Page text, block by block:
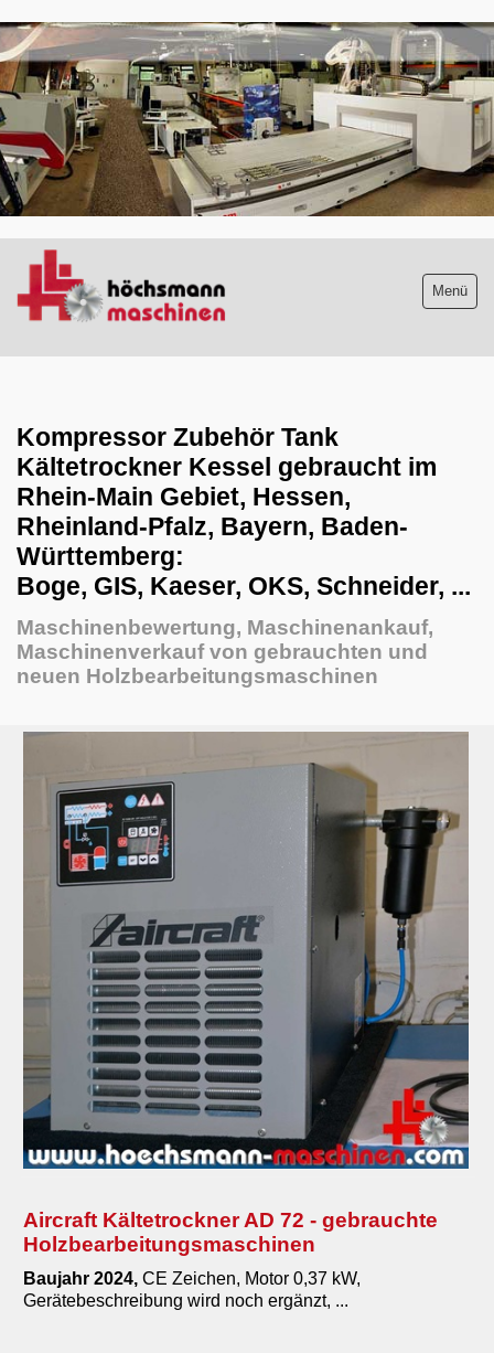
.
Menü
aktuelle Neuzugänge
Absauganlagen
Bohrmaschinen
Brikettpresse & Hacker
CNC Bearbeitungszentren
Eisstrahlanlagen
Fräsmaschinen
Hobelmaschinen
Kaffeemaschinen
Kantenanleimmaschinen
Kompressoren
Kolbenkompressoren
Kolbenkompressor fahrbar
Dental Kompressor
Schraubenkompressoren
Tanks, Trockner, Zubehör
Pressen
Schleifmaschinen
Sägen
Kompressor Zubehör Tank
Kältetrockner Kessel gebraucht im
Rhein-Main Gebiet, Hessen,
Rheinland-Pfalz, Bayern, Baden-
Württemberg:
Boge, GIS, Kaeser, OKS, Schneider, ...
Maschinenbewertung, Maschinenankauf,
Maschinenverkauf von gebrauchten und
neuen Holzbearbeitungsmaschinen
Aircraft Kältetrockner AD 72 - gebrauchte
Holzbearbeitungsmaschinen
Baujahr 2024, CE Zeichen, Motor 0,37 kW,
Gerätebeschreibung wird noch ergänzt, ...